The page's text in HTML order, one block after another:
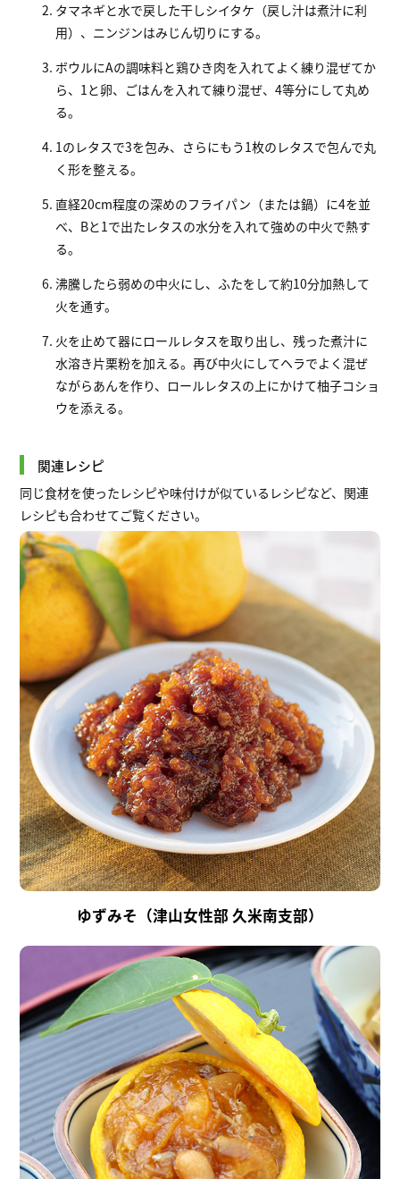
タマネギと水で戻した干しシイタケ（戻し汁は煮汁に利
用）、ニンジンはみじん切りにする。
ボウルにAの調味料と鶏ひき肉を入れてよく練り混ぜてか
ら、1と卵、ごはんを入れて練り混ぜ、4等分にして丸め
る。
1のレタスで3を包み、さらにもう1枚のレタスで包んで丸
く形を整える。
直経20cm程度の深めのフライパン（または鍋）に4を並
べ、Bと1で出たレタスの水分を入れて強めの中火で熱す
る。
沸騰したら弱めの中火にし、ふたをして約10分加熱して
火を通す。
火を止めて器にロールレタスを取り出し、残った煮汁に
水溶き片栗粉を加える。再び中火にしてヘラでよく混ぜ
ながらあんを作り、ロールレタスの上にかけて柚子コショ
ウを添える。
関連レシピ
同じ食材を使ったレシピや味付けが似ているレシピなど、関連
レシピも合わせてご覧ください。
ゆずみそ（津山女性部 久米南支部）